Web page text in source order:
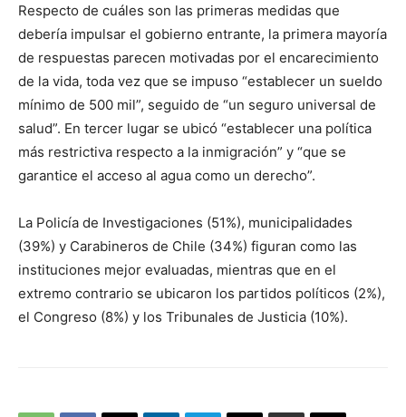
Respecto de cuáles son las primeras medidas que
debería impulsar el gobierno entrante, la primera mayoría
de respuestas parecen motivadas por el encarecimiento
de la vida, toda vez que se impuso “establecer un sueldo
mínimo de 500 mil”, seguido de “un seguro universal de
salud”. En tercer lugar se ubicó “establecer una política
más restrictiva respecto a la inmigración” y “que se
garantice el acceso al agua como un derecho”.
La Policía de Investigaciones (51%), municipalidades
(39%) y Carabineros de Chile (34%) figuran como las
instituciones mejor evaluadas, mientras que en el
extremo contrario se ubicaron los partidos políticos (2%),
el Congreso (8%) y los Tribunales de Justicia (10%).